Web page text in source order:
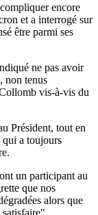
encore
et a interrogé sur
être parmi ses
ne pas avoir
non tenus
vis-à-vis du
Président, tout en
qui a toujours
un participant au
que nos
alors que